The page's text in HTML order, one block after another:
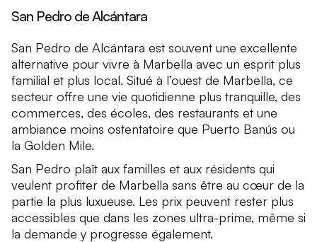
San Pedro de Alcántara
San Pedro de Alcántara est souvent une excellente
alternative pour vivre à Marbella avec un esprit plus
familial et plus local. Situé à l’ouest de Marbella, ce
secteur offre une vie quotidienne plus tranquille, des
commerces, des écoles, des restaurants et une
ambiance moins ostentatoire que Puerto Banús ou
la Golden Mile.
San Pedro plaît aux familles et aux résidents qui
veulent profiter de Marbella sans être au cœur de la
partie la plus luxueuse. Les prix peuvent rester plus
accessibles que dans les zones ultra-prime, même si
la demande y progresse également.